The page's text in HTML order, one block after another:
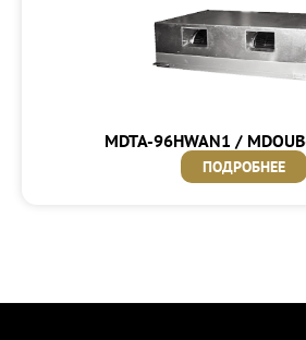
MDTA-96HWAN1 /
ПОДРОБНЕЕ